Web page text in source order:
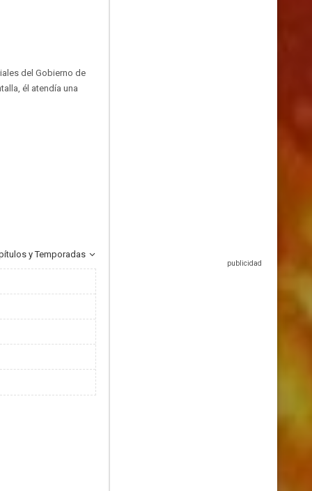
del Gobierno de
él atendía una
y Temporadas